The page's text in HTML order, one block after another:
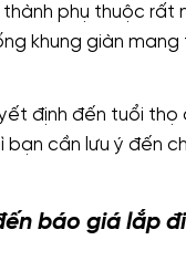
phụ thuộc rất
khung giàn mang
định đến tuổi
cần lưu ý đến
báo giá lắp